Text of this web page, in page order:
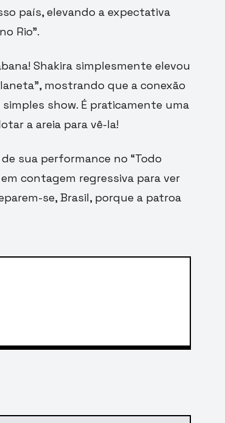
país, elevando a expectativa
Rio”.
Shakira simplesmente elevou
mostrando que a conexão
show. É praticamente uma
a areia para vê-la!
sua performance no “Todo
contagem regressiva para ver
se, Brasil, porque a patroa